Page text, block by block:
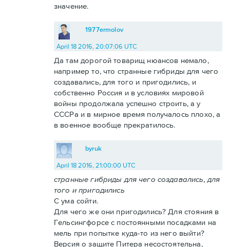
значение.
1977ermolov
April 18 2016, 20:07:06 UTC
Да там дорогой товарищ нюансов немало,
например то, что странные гибриды для чего
создавались, для того и пригодились, и
собственно Россия и в условиях мировой
войны продолжала успешно строить, а у
СССРа и в мирное время получалось плохо, а
в военное вообще прекратилось.
byruk
April 18 2016, 21:00:00 UTC
странные гибриды для чего создавались, для
того и пригодились
С ума сойти.
Для чего же они пригодились? Для стояния в
Гельсингфорсе с постоянными посадками на
мель при попытке куда-то из него выйти?
Версия о защите Питера несостоятельна,